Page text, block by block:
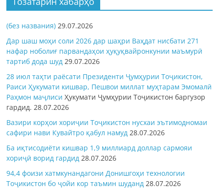
(без названия) 29.07.2026
Дар шаш моҳи соли 2026 дар шаҳри Ваҳдат нисбати 271
нафар ноболиғ парвандаҳои ҳуқуқвайронкунии маъмурӣ
тартиб дода шуд 29.07.2026
28 июл таҳти раёсати Президенти Ҷумҳурии Тоҷикистон,
Раиси Ҳукумати кишвар, Пешвои миллат муҳтарам Эмомалӣ
Раҳмон маҷлисиҲукумати Ҷумҳурии Тоҷикистон баргузор
гардид.28.07.2026
Вазири корҳои хориҷии Тоҷикистон нусхаи эътимодномаи
сафири нави Кувайтро қабул намуд 28.07.2026
Ба иқтисодиёти кишвар 1,9 миллиард доллар сармояи
хориҷӣ ворид гардид 28.07.2026
94,4 фоизи хатмкунандагони Донишгоҳи технологии
Тоҷикистон бо ҷойи кор таъмин шуданд 28.07.2026